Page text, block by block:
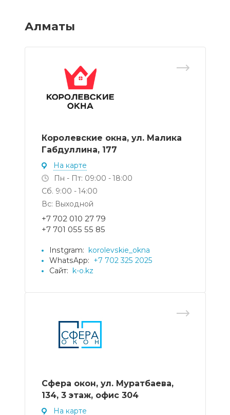
Алматы
Королевские окна, ул. Малика
Габдуллина, 177
На карте
Пн - Пт: 09:00 - 18:00
Сб. 9:00 - 14:00
Вс: Выходной
+7 702 010 27 79
+7 701 055 55 85
Instgram: korolevskie_okna
WhatsApp: +7 702 325 2025
Сайт: k-o.kz
Сфера окон, ул. Муратбаева,
134, 3 этаж, офис 304
На карте